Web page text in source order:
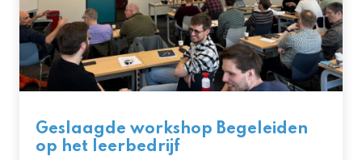
Geslaagde workshop Begeleiden
op het leerbedrijf